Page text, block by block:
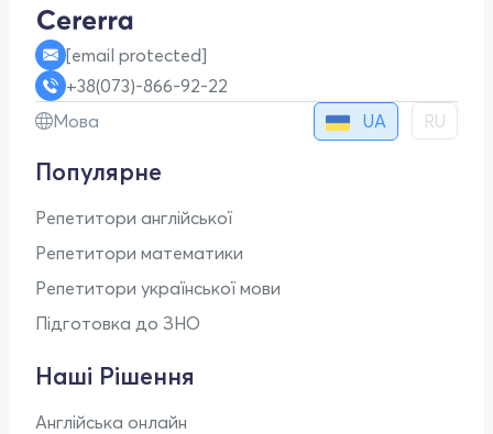
[email protected]
+38(073)-866-92-22
Мова
UA RU
Популярне
Репетитори англійської
Репетитори математики
Репетитори української мови
Підготовка до ЗНО
Наші Рішення
Англійська онлайн